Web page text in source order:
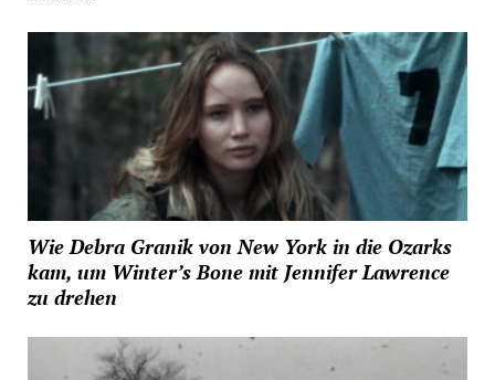
Wie Debra Granik von New York in die Ozarks
kam, um Winter’s Bone mit Jennifer Lawrence
zu drehen